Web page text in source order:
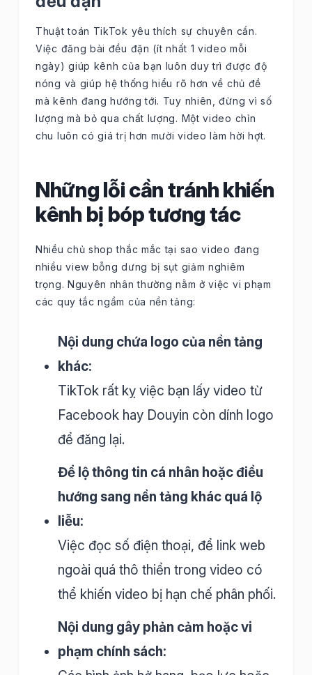
Thuật toán TikTok yêu thích sự chuyên cần.
Việc đăng bài đều đặn (ít nhất 1 video mỗi
ngày) giúp kênh của bạn luôn duy trì được độ
nóng và giúp hệ thống hiểu rõ hơn về chủ đề
mà kênh đang hướng tới. Tuy nhiên, đừng vì số
lượng mà bỏ qua chất lượng. Một video chỉn
chu luôn có giá trị hơn mười video làm hời hợt.
Những lỗi cần tránh khiến
kênh bị bóp tương tác
Nhiều chủ shop thắc mắc tại sao video đang
nhiều view bỗng dưng bị sụt giảm nghiêm
trọng. Nguyên nhân thường nằm ở việc vi phạm
các quy tắc ngầm của nền tảng:
Nội dung chứa logo của nền tảng
khác:
TikTok rất kỵ việc bạn lấy video từ
Facebook hay Douyin còn dính logo
để đăng lại.
Để lộ thông tin cá nhân hoặc điều
hướng sang nền tảng khác quá lộ
liễu:
Việc đọc số điện thoại, để link web
ngoài quá thô thiển trong video có
thể khiến video bị hạn chế phân phối.
Nội dung gây phản cảm hoặc vi
phạm chính sách: